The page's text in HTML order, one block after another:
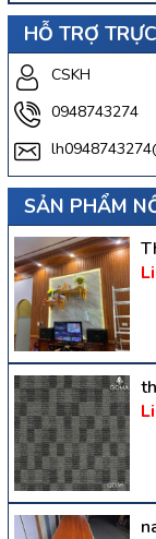
HỖ TRỢ
CSKH
0948743274
SẢN PHẨM